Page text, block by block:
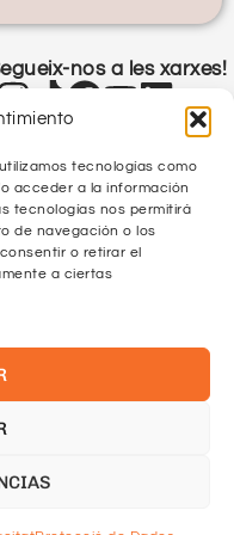
tecnologías como
acceder a la información
tecnologías nos permitirá
de navegación o los
o retirar el
a ciertas
nos a les xarxes!